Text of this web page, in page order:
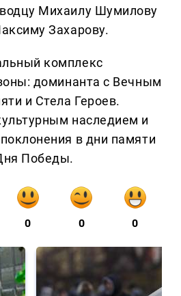
Михаилу Шумилову
Захарову.
комплекс
доминанта с Вечным
и Стела Героев.
наследием и
в дни памяти
Победы.
0 0 0